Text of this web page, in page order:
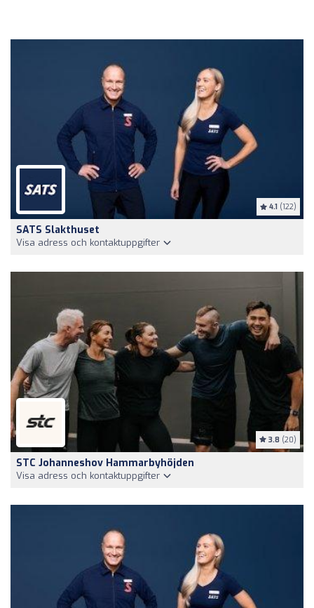
4.1 (122)
SATS Slakthuset
Visa adress och kontaktuppgifter
3.8 (20)
STC Johanneshov Hammarbyhöjden
Visa adress och kontaktuppgifter